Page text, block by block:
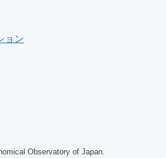
ョン
Observatory of Japan.